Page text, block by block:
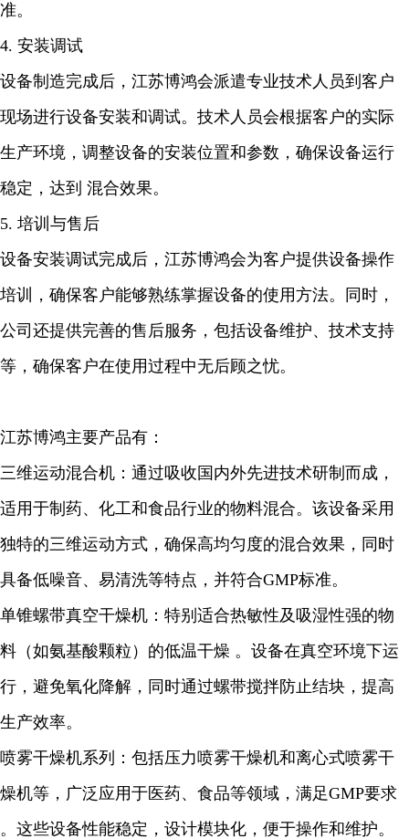
准。
4. 安装调试
设备制造完成后，江苏博鸿会派遣专业技术人员到客户
现场进行设备安装和调试。技术人员会根据客户的实际
生产环境，调整设备的安装位置和参数，确保设备运行
稳定，达到 混合效果。
5. 培训与售后
设备安装调试完成后，江苏博鸿会为客户提供设备操作
培训，确保客户能够熟练掌握设备的使用方法。同时，
公司还提供完善的售后服务，包括设备维护、技术支持
等，确保客户在使用过程中无后顾之忧。
江苏博鸿主要产品有：
三维运动混合机：通过吸收国内外先进技术研制而成，
适用于制药、化工和食品行业的物料混合。该设备采用
独特的三维运动方式，确保高均匀度的混合效果，同时
具备低噪音、易清洗等特点，并符合GMP标准。
单锥螺带真空干燥机：特别适合热敏性及吸湿性强的物
料（如氨基酸颗粒）的低温干燥 。设备在真空环境下运
行，避免氧化降解，同时通过螺带搅拌防止结块，提高
生产效率。
喷雾干燥机系列：包括压力喷雾干燥机和离心式喷雾干
燥机等，广泛应用于医药、食品等领域，满足GMP要求
。这些设备性能稳定，设计模块化，便于操作和维护。